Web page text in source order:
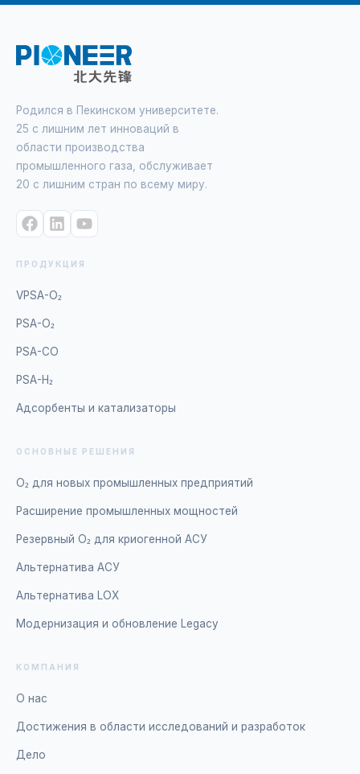
Родился в Пекинском университете.
25 с лишним лет инноваций в
области производства
промышленного газа, обслуживает
20 с лишним стран по всему миру.
ПРОДУКЦИЯ
VPSA-O₂
PSA-O₂
PSA-CO
PSA-H₂
Адсорбенты и катализаторы
ОСНОВНЫЕ РЕШЕНИЯ
O₂ для новых промышленных предприятий
Расширение промышленных мощностей
Резервный O₂ для криогенной АСУ
Альтернатива АСУ
Альтернатива LOX
Модернизация и обновление Legacy
КОМПАНИЯ
О нас
Достижения в области исследований и разработок
Дело